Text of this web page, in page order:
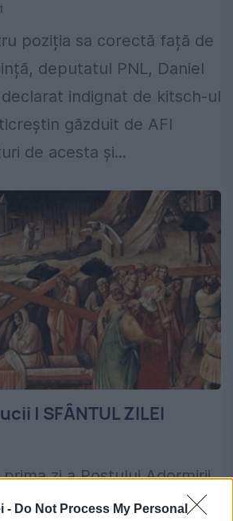
- Do Not Process My Personal
poziția sa corectă față de
deputatul PNL, Daniel
indignat de kitsch-ul
găzduit de AFI
de acesta și...
| SFÂNTUL ZILEI
zi a Postului Adormirii
la Constantinopol exista